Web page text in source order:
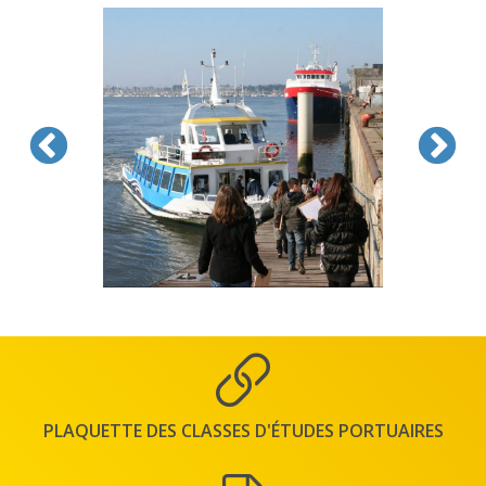
PLAQUETTE DES CLASSES D'ÉTUDES PORTUAIRES